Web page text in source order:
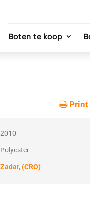
Boten te koop
Print
2010
Polyester
Zadar, (CRO)